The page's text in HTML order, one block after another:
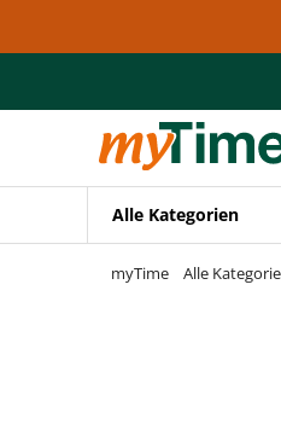
Zur Navigation springen
Alle Kategorien
myTime Alle